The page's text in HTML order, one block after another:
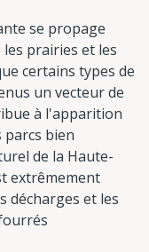
se propage
prairies et les
certains types de
un vecteur de
à l'apparition
parcs bien
de la Haute-
extrêmement
décharges et les